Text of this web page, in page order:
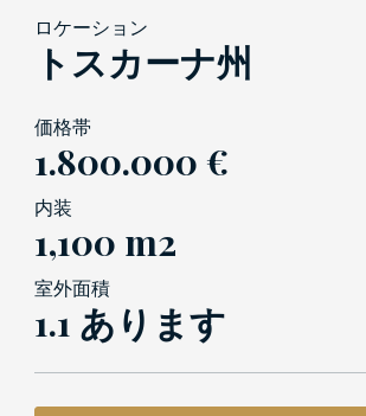
ロケーション
トスカーナ州
価格帯
1.800.000 €
内装
1,100 m2
室外面積
1.1 あります